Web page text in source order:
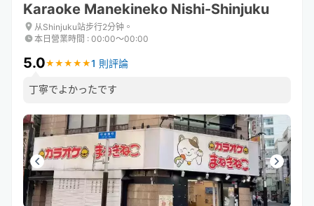
Karaoke Manekineko Nishi-Shinjuku
从Shinjuku站步行2分钟。
本日營業時間 : 00:00〜00:00
5.0★ ★ ★ ★ ★
★ ★ ★ ★ ★1 則評論
丁寧でよかったです